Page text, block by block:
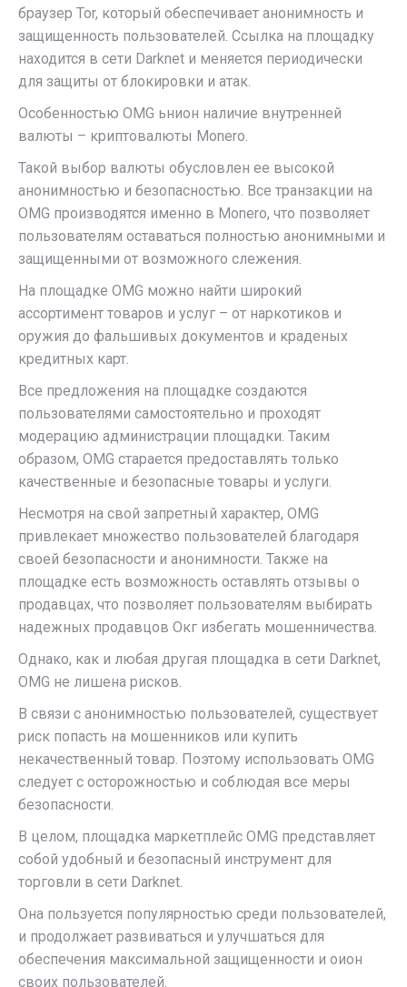
браузер Tor, который обеспечивает анонимность и
защищенность пользователей. Ссылка на площадку
находится в сети Darknet и меняется периодически
для защиты от блокировки и атак.
Особенностью OMG ьнион наличие внутренней
валюты – криптовалюты Monero.
Такой выбор валюты обусловлен ее высокой
анонимностью и безопасностью. Все транзакции на
OMG производятся именно в Monero, что позволяет
пользователям оставаться полностью анонимными и
защищенными от возможного слежения.
На площадке OMG можно найти широкий
ассортимент товаров и услуг – от наркотиков и
оружия до фальшивых документов и краденых
кредитных карт.
Все предложения на площадке создаются
пользователями самостоятельно и проходят
модерацию администрации площадки. Таким
образом, OMG старается предоставлять только
качественные и безопасные товары и услуги.
Несмотря на свой запретный характер, OMG
привлекает множество пользователей благодаря
своей безопасности и анонимности. Также на
площадке есть возможность оставлять отзывы о
продавцах, что позволяет пользователям выбирать
надежных продавцов Окг избегать мошенничества.
Однако, как и любая другая площадка в сети Darknet,
OMG не лишена рисков.
В связи с анонимностью пользователей, существует
риск попасть на мошенников или купить
некачественный товар. Поэтому использовать OMG
следует с осторожностью и соблюдая все меры
безопасности.
В целом, площадка маркетплейс OMG представляет
собой удобный и безопасный инструмент для
торговли в сети Darknet.
Она пользуется популярностью среди пользователей,
и продолжает развиваться и улучшаться для
обеспечения максимальной защищенности и оион
своих пользователей.